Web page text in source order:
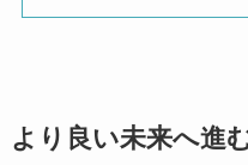
より良い未来へ進